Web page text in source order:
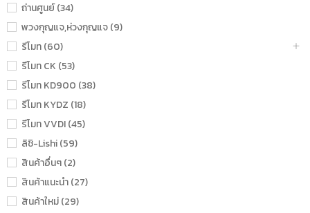
ถ่านศูนย์ (34)
พวงกุญแจ,ห่วงกุญแจ (9)
รีโมท (60)
รีโมท CK (53)
รีโมท KD900 (38)
รีโมท KYDZ (18)
รีโมท VVDI (45)
ลิชิ-Lishi (59)
สินค้าอื่นๆ (2)
สินค้าแนะนำ (27)
สินค้าใหม่ (29)